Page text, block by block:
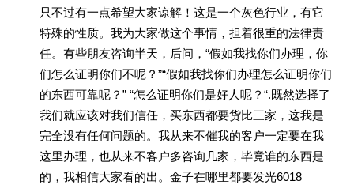
只不过有一点希望大家谅解！这是一个灰色行业，有它
特殊的性质。我为大家做这个事情，担着很重的法律责
任。有些朋友咨询半天，后问，“假如我找你们办理，你
们怎么证明你们不呢？”“假如我找你们办理怎么证明你们
的东西可靠呢？” “怎么证明你们是好人呢？“.既然选择了
我们就应该对我们信任，买东西都要货比三家，这我是
完全没有任何问题的。我从来不催我的客户一定要在我
这里办理，也从来不客户多咨询几家，毕竟谁的东西是
的，我相信大家看的出。金子在哪里都要发光6018